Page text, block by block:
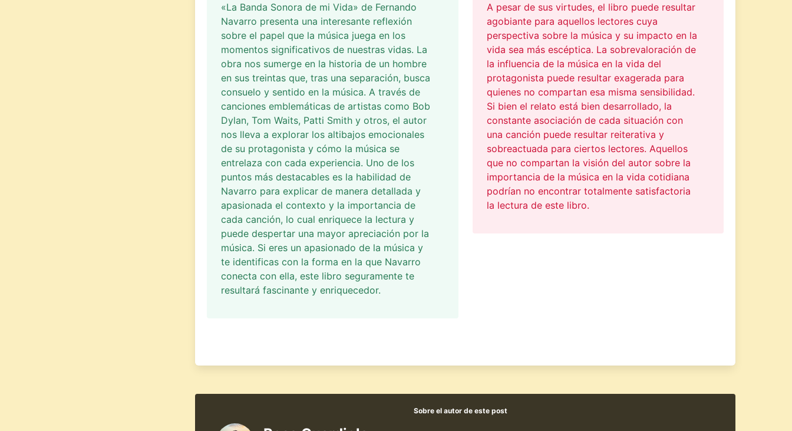
«La Banda Sonora de mi Vida» de Fernando
Navarro presenta una interesante reflexión
sobre el papel que la música juega en los
momentos significativos de nuestras vidas. La
obra nos sumerge en la historia de un hombre
en sus treintas que, tras una separación, busca
consuelo y sentido en la música. A través de
canciones emblemáticas de artistas como Bob
Dylan, Tom Waits, Patti Smith y otros, el autor
nos lleva a explorar los altibajos emocionales
de su protagonista y cómo la música se
entrelaza con cada experiencia. Uno de los
puntos más destacables es la habilidad de
Navarro para explicar de manera detallada y
apasionada el contexto y la importancia de
cada canción, lo cual enriquece la lectura y
puede despertar una mayor apreciación por la
música. Si eres un apasionado de la música y
te identificas con la forma en la que Navarro
conecta con ella, este libro seguramente te
resultará fascinante y enriquecedor.
A pesar de sus virtudes, el libro puede resultar
agobiante para aquellos lectores cuya
perspectiva sobre la música y su impacto en la
vida sea más escéptica. La sobrevaloración de
la influencia de la música en la vida del
protagonista puede resultar exagerada para
quienes no compartan esa misma sensibilidad.
Si bien el relato está bien desarrollado, la
constante asociación de cada situación con
una canción puede resultar reiterativa y
sobreactuada para ciertos lectores. Aquellos
que no compartan la visión del autor sobre la
importancia de la música en la vida cotidiana
podrían no encontrar totalmente satisfactoria
la lectura de este libro.
Sobre el autor de este post